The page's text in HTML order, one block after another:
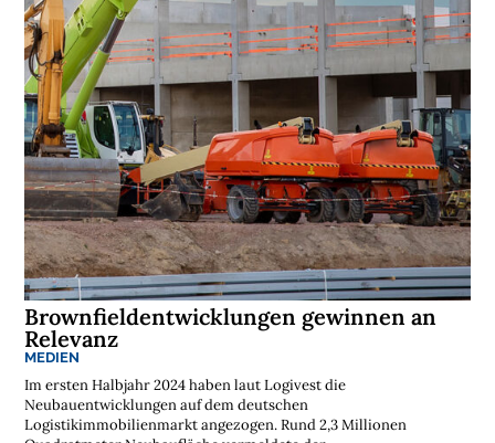
Brownfieldentwicklungen gewinnen an
Relevanz
MEDIEN
Im ersten Halbjahr 2024 haben laut Logivest die
Neubauentwicklungen auf dem deutschen
Logistikimmobilienmarkt angezogen. Rund 2,3 Millionen